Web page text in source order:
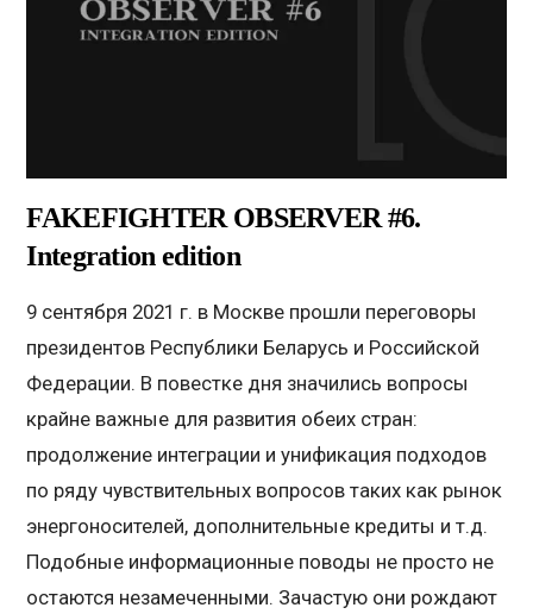
FAKEFIGHTER OBSERVER #6.
Integration edition
9 сентября 2021 г. в Москве прошли переговоры
президентов Республики Беларусь и Российской
Федерации. В повестке дня значились вопросы
крайне важные для развития обеих стран:
продолжение интеграции и унификация подходов
по ряду чувствительных вопросов таких как рынок
энергоносителей, дополнительные кредиты и т.д.
Подобные информационные поводы не просто не
остаются незамеченными. Зачастую они рождают